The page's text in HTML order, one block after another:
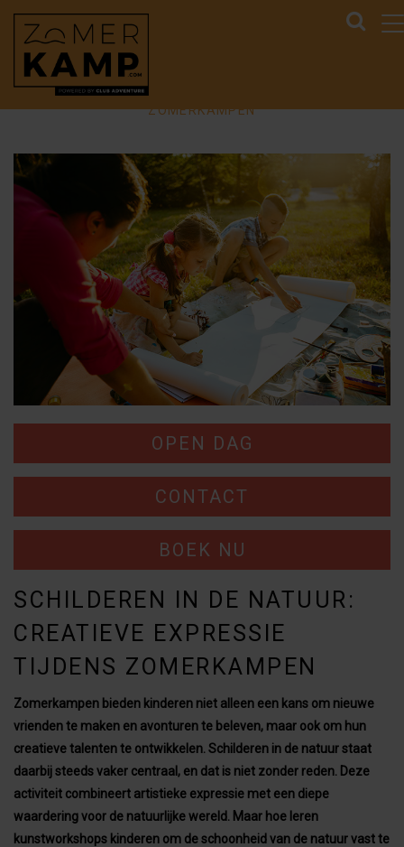
ZOMERKAMP.COM
NATUUR: CREATIEVE EXPRESSIE TIJDENS
ZOMERKAMPEN
OPEN DAG
CONTACT
BOEK NU
SCHILDEREN IN DE NATUUR:
CREATIEVE EXPRESSIE
TIJDENS ZOMERKAMPEN
Zomerkampen bieden kinderen niet alleen een kans om nieuwe
vrienden te maken en avonturen te beleven, maar ook om hun
creatieve talenten te ontwikkelen. Schilderen in de natuur staat
daarbij steeds vaker centraal, en dat is niet zonder reden. Deze
activiteit combineert artistieke expressie met een diepe
waardering voor de natuurlijke wereld. Maar hoe leren
kunstworkshops kinderen om de schoonheid van de natuur vast te